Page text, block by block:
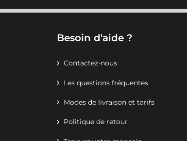
Besoin d'aide ?
Contactez-nous
Les questions fréquentes
Modes de livraison et tarifs
Politique de retour